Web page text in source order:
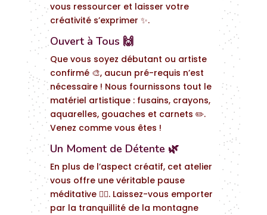
vous ressourcer et laisser votre
créativité s’exprimer ✨.
Ouvert à Tous 🙌
Que vous soyez débutant ou artiste
confirmé 🎨, aucun pré-requis n’est
nécessaire ! Nous fournissons tout le
matériel artistique : fusains, crayons,
aquarelles, gouaches et carnets ✏️.
Venez comme vous êtes !
Un Moment de Détente 🌿
En plus de l’aspect créatif, cet atelier
vous offre une véritable pause
méditative 🧘‍♀️. Laissez-vous emporter
par la tranquillité de la montagne